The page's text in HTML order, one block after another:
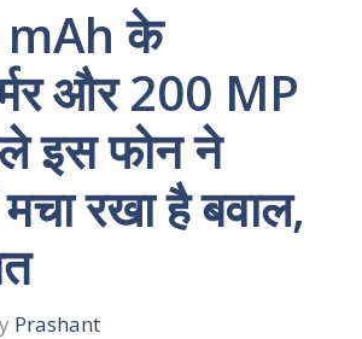
mAh के
और 200 MP
इस फोन ने
रखा है बवाल,
Prashant